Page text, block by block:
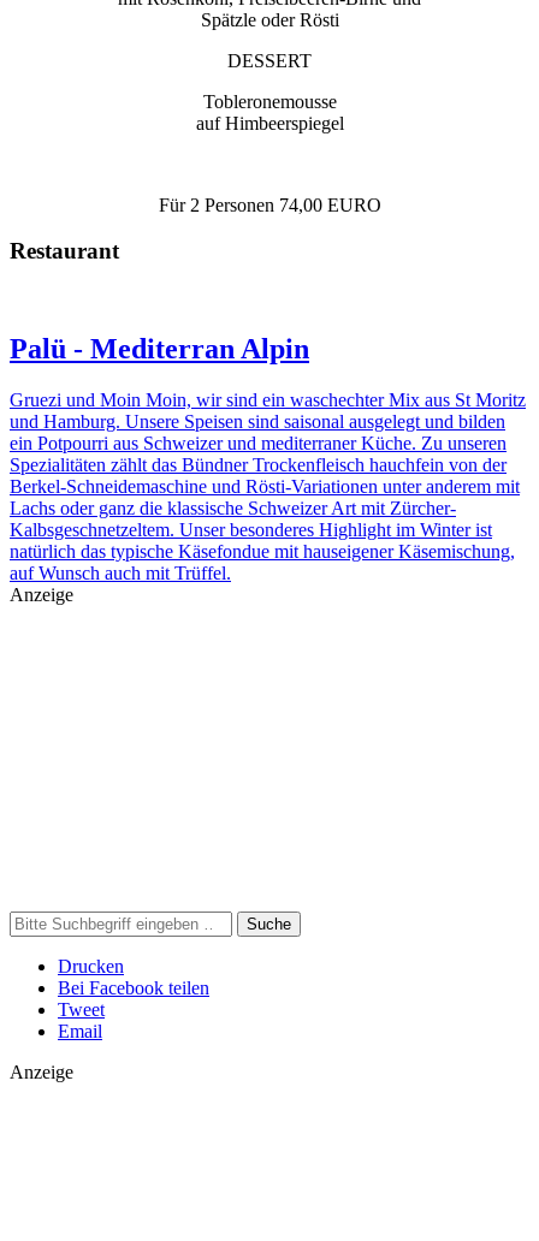
Spätzle oder Rösti
DESSERT
Tobleronemousse
auf Himbeerspiegel
Für 2 Personen 74,00 EURO
Restaurant
Palü - Mediterran Alpin
Gruezi und Moin Moin, wir sind ein waschechter Mix aus St Moritz
und Hamburg. Unsere Speisen sind saisonal ausgelegt und bilden
ein Potpourri aus Schweizer und mediterraner Küche. Zu unseren
Spezialitäten zählt das Bündner Trockenfleisch hauchfein von der
Berkel-Schneidemaschine und Rösti-Variationen unter anderem mit
Lachs oder ganz die klassische Schweizer Art mit Zürcher-
Kalbsgeschnetzeltem. Unser besonderes Highlight im Winter ist
natürlich das typische Käsefondue mit hauseigener Käsemischung,
auf Wunsch auch mit Trüffel.
Anzeige
Suche
Drucken
Bei Facebook teilen
Tweet
Email
Anzeige